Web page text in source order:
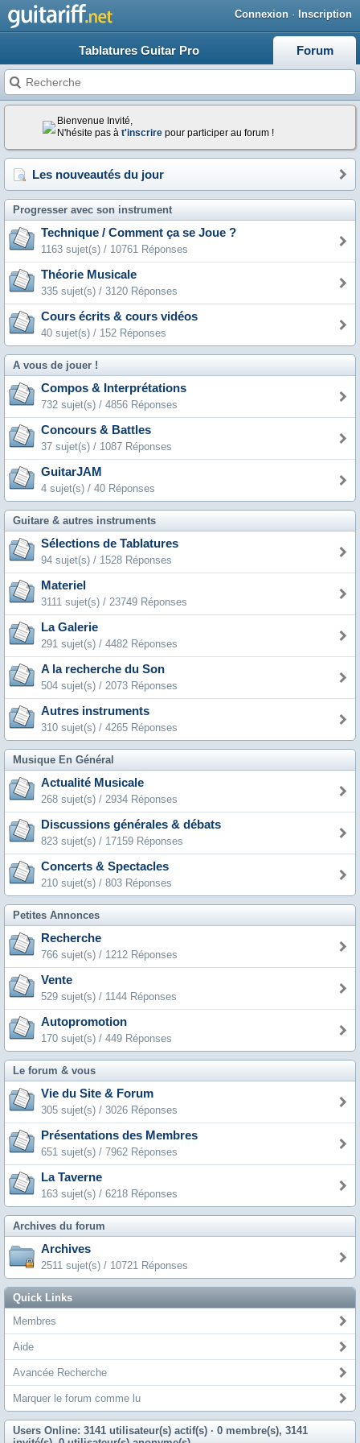
Connexion · Inscription
Tablatures Guitar Pro Forum
Bienvenue Invité,
N'hésite pas à t'inscrire pour participer au forum !
Les nouveautés du jour
Progresser avec son instrument
Technique / Comment ça se Joue ?
1163 sujet(s) / 10761 Réponses
Théorie Musicale
335 sujet(s) / 3120 Réponses
Cours écrits & cours vidéos
40 sujet(s) / 152 Réponses
A vous de jouer !
Compos & Interprétations
732 sujet(s) / 4856 Réponses
Concours & Battles
37 sujet(s) / 1087 Réponses
GuitarJAM
4 sujet(s) / 40 Réponses
Guitare & autres instruments
Sélections de Tablatures
94 sujet(s) / 1528 Réponses
Materiel
3111 sujet(s) / 23749 Réponses
La Galerie
291 sujet(s) / 4482 Réponses
A la recherche du Son
504 sujet(s) / 2073 Réponses
Autres instruments
310 sujet(s) / 4265 Réponses
Musique En Général
Actualité Musicale
268 sujet(s) / 2934 Réponses
Discussions générales & débats
823 sujet(s) / 17159 Réponses
Concerts & Spectacles
210 sujet(s) / 803 Réponses
Petites Annonces
Recherche
766 sujet(s) / 1212 Réponses
Vente
529 sujet(s) / 1144 Réponses
Autopromotion
170 sujet(s) / 449 Réponses
Le forum & vous
Vie du Site & Forum
305 sujet(s) / 3026 Réponses
Présentations des Membres
651 sujet(s) / 7962 Réponses
La Taverne
163 sujet(s) / 6218 Réponses
Archives du forum
Archives
2511 sujet(s) / 10721 Réponses
Quick Links
Membres
Aide
Avancée Recherche
Marquer le forum comme lu
Users Online: 3141 utilisateur(s) actif(s) · 0 membre(s), 3141